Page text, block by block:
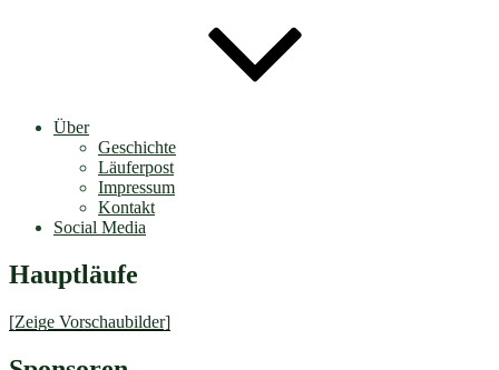
Über
Geschichte
Läuferpost
Impressum
Kontakt
Social Media
Hauptläufe
[Zeige Vorschaubilder]